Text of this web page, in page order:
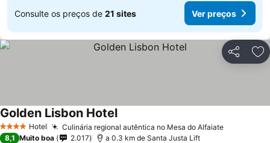
Consulte os preços de 21 sites Ver preços
Partilhar
4 EstrelasHotel Culinária regional autêntica no Mesa do Alfaiate
Golden Lisbon Hotel
8,1 Muito boa 2.017 a 0.3 km de Santa Justa Lift